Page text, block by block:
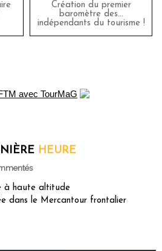
Création du premier
baromètre des…
indépendants du tourisme !
HEURE
à haute altitude
dans le Mercantour frontalier